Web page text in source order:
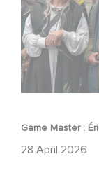
Game Master :
28 April 2026